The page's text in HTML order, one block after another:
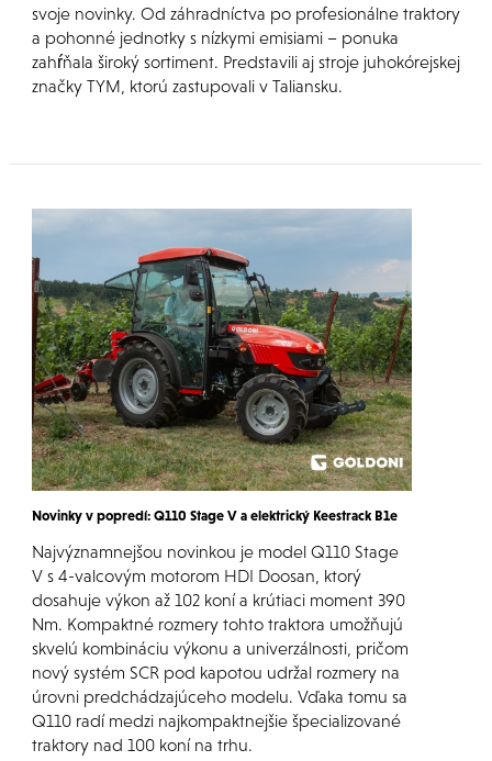
svoje novinky. Od záhradníctva po profesionálne traktory
a pohonné jednotky s nízkymi emisiami – ponuka
zahŕňala široký sortiment. Predstavili aj stroje juhokórejskej
značky TYM, ktorú zastupovali v Taliansku.
Novinky v popredí: Q110 Stage V a elektrický Keestrack B1e
Najvýznamnejšou novinkou je model Q110 Stage
V s 4-valcovým motorom HDI Doosan, ktorý
dosahuje výkon až 102 koní a krútiaci moment 390
Nm. Kompaktné rozmery tohto traktora umožňujú
skvelú kombináciu výkonu a univerzálnosti, pričom
nový systém SCR pod kapotou udržal rozmery na
úrovni predchádzajúceho modelu. Vďaka tomu sa
Q110 radí medzi najkompaktnejšie špecializované
traktory nad 100 koní na trhu.